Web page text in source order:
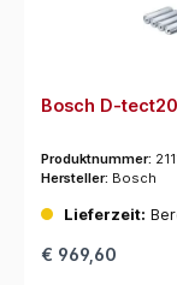
Bosch D-
Produktnummer:
Hersteller: Bosch
Lieferzeit:
€ 969,60